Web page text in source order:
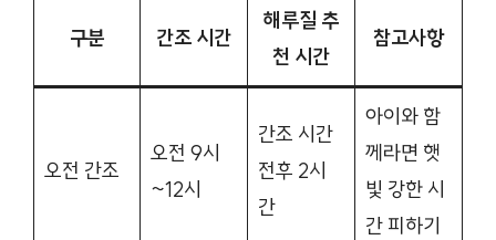
구분 간조 시간
해루질 추
천 시간
참고사항
오전 간조
오전 9시
~12시
간조 시간
전후 2시
간
아이와 함
께라면 햇
빛 강한 시
간 피하기